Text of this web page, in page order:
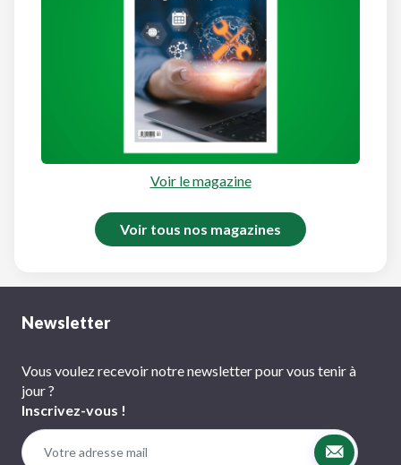
Voir le magazine
Voir tous nos magazines
Newsletter
Vous voulez recevoir notre newsletter pour vous tenir à
jour ?
Inscrivez-vous !